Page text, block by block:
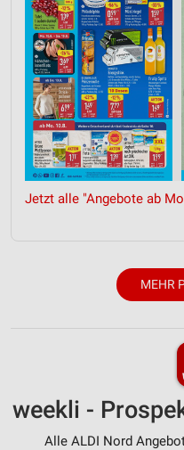
Jetzt alle "Angebote ab
MEHR
weekli -
Alle ALDI Nord
Werbung